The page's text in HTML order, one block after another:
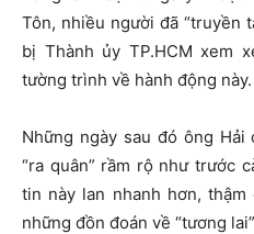
Tôn, nhiều người đã “truyền
bị Thành ủy TP.HCM xem
tường trình về hành động này.
Những ngày sau đó ông
“ra quân” rầm rộ như trước
tin này lan nhanh hơn, thậm
những đồn đoán về “tương